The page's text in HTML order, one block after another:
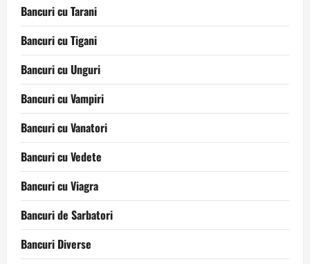
Bancuri cu Tarani
Bancuri cu Tigani
Bancuri cu Unguri
Bancuri cu Vampiri
Bancuri cu Vanatori
Bancuri cu Vedete
Bancuri cu Viagra
Bancuri de Sarbatori
Bancuri Diverse